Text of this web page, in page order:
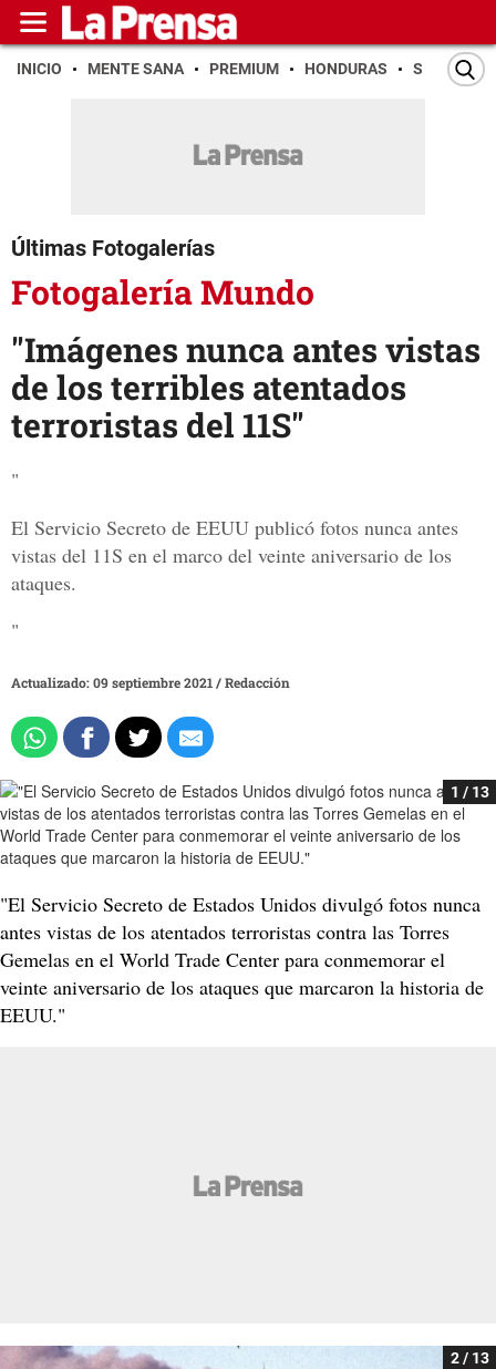
INICIO MENTE SANA PREMIUM HONDURAS SAN PEDRO
Últimas Fotogalerías
Fotogalería Mundo
"Imágenes nunca antes vistas
de los terribles atentados
terroristas del 11S"
"
El Servicio Secreto de EEUU publicó fotos nunca antes
vistas del 11S en el marco del veinte aniversario de los
ataques.
"
Actualizado: 09 septiembre 2021 /Redacción
1 / 13
"El Servicio Secreto de Estados Unidos divulgó fotos nunca
antes vistas de los atentados terroristas contra las Torres
Gemelas en el World Trade Center para conmemorar el
veinte aniversario de los ataques que marcaron la historia de
EEUU."
2 / 13